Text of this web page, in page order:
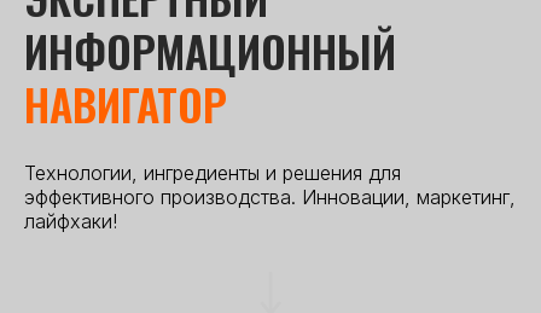
ИНФОРМАЦИОННЫЙ
НАВИГАТОР
Технологии, ингредиенты и решения для
эффективного производства. Инновации, маркетинг,
лайфхаки!